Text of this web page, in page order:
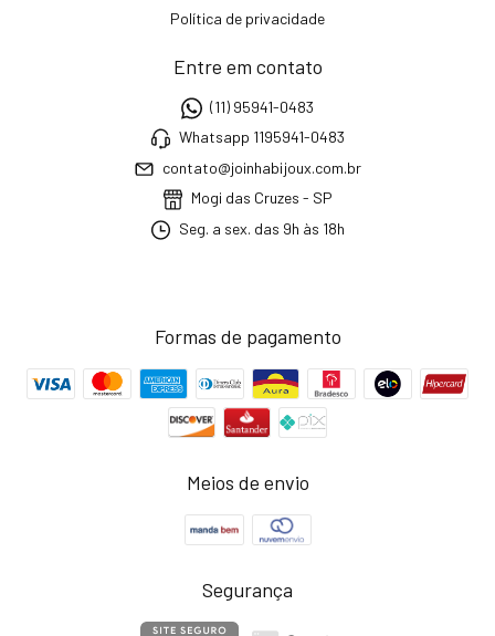
Política de privacidade
Entre em contato
(11) 95941-0483
Whatsapp 1195941-0483
contato@joinhabijoux.com.br
Mogi das Cruzes - SP
Seg. a sex. das 9h às 18h
Formas de pagamento
Meios de envio
Segurança